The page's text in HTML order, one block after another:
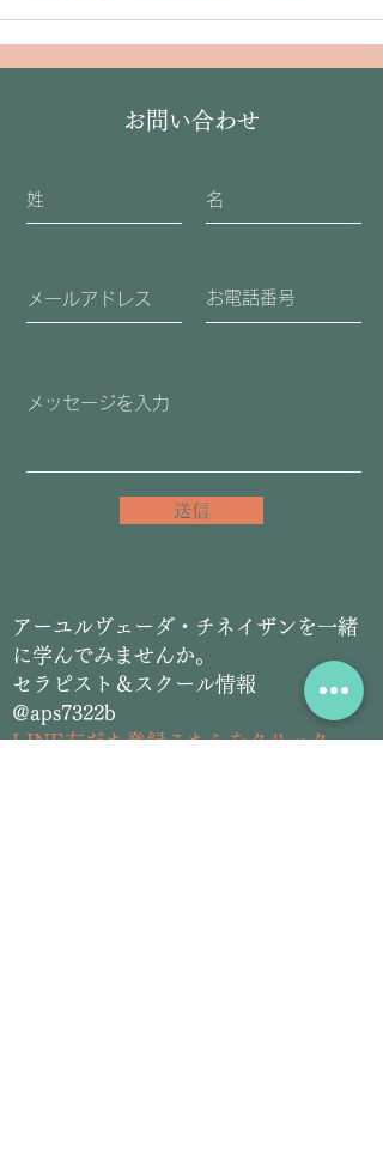
お問い合わせ
送信
​アーユルヴェーダ・チネイザンを一緒
に学んでみませんか。
セラピスト＆スクール情報
@aps7322b
LINE友だち登録こちらをクリック